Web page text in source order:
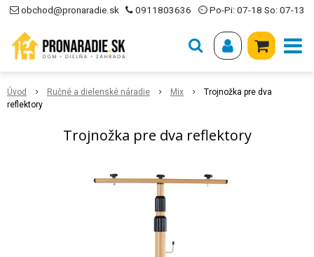
obchod@pronaradie.sk 0911803636 ⏲ Po-Pi: 07-18 So: 07-13
Úvod Ručné a dielenské náradie Mix
Trojnožka pre dva
reflektory
Trojnožka pre dva reflektory